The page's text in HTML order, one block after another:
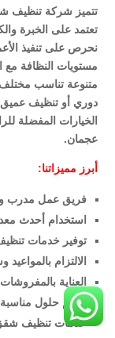
تتميز شركة تنظيف
تعتمد على الخبرة
نحرص على تنفيذ
مستويات النظافة مع
متنوعة تناسب مختلف
دوري أو تنظيف عميق
الخيارات المفضلة
عجمان.
أبرز مميزاتنا:
فريق عمل مدرب
استخدام أحدث
توفير خدمات
الالتزام بالمواعيد
العناية
تقديم حلول
خدمات تنظيف شقق